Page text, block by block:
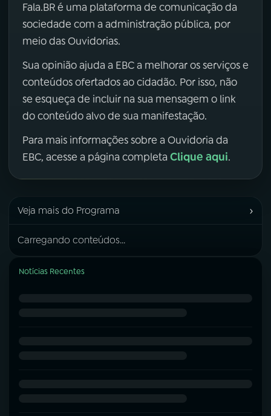
Fala.BR é uma plataforma de comunicação da
sociedade com a administração pública, por
meio das Ouvidorias.
Sua opinião ajuda a EBC a melhorar os serviços e
conteúdos ofertados ao cidadão. Por isso, não
se esqueça de incluir na sua mensagem o link
do conteúdo alvo de sua manifestação.
Para mais informações sobre a Ouvidoria da
EBC, acesse a página completa Clique aqui.
Veja mais do Programa ›
Carregando conteúdos...
Notícias Recentes